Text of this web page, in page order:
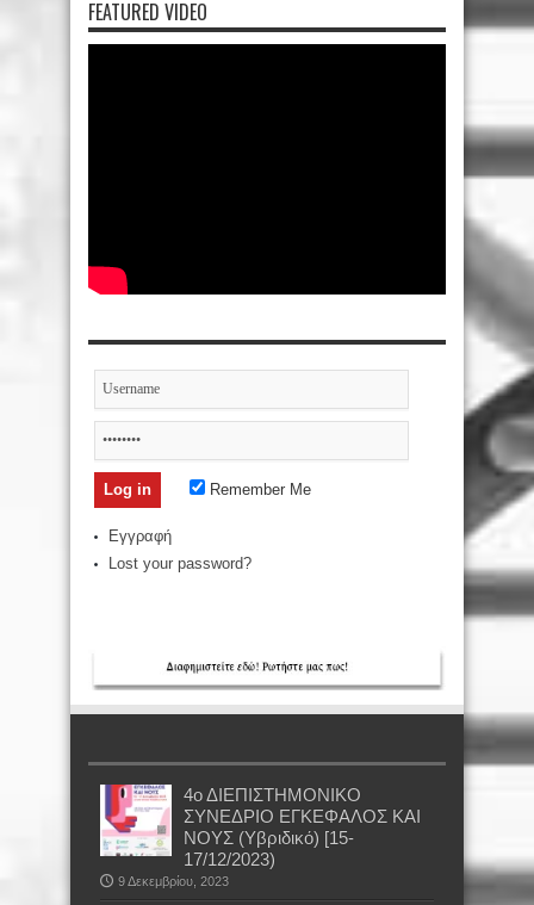
FEATURED VIDEO
Remember Me
Εγγραφή
Lost your password?
4ο ΔΙΕΠΙΣΤΗΜΟΝΙΚΟ
ΣΥΝΕΔΡΙΟ ΕΓΚΕΦΑΛΟΣ ΚΑΙ
ΝΟΥΣ (Υβριδικό) [15-
17/12/2023)
9 Δεκεμβρίου, 2023